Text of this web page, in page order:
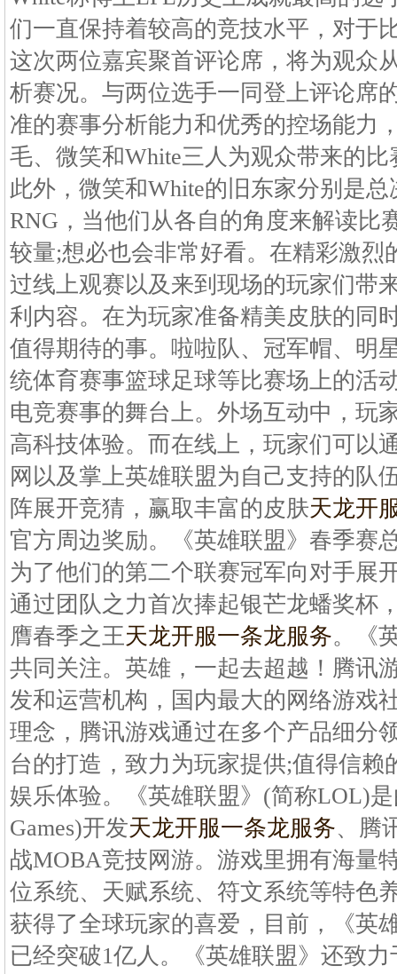
们一直保持着较高的竞技水平，对于
这次两位嘉宾聚首评论席，将为观众
析赛况。与两位选手一同登上评论席
准的赛事分析能力和优秀的控场能力
毛、微笑和White三人为观众带来的
此外，微笑和White的旧东家分别是
RNG，当他们从各自的角度来解读比
较量;想必也会非常好看。在精彩激烈
过线上观赛以及来到现场的玩家们带
利内容。在为玩家准备精美皮肤的同
值得期待的事。啦啦队、冠军帽、明
统体育赛事篮球足球等比赛场上的活
电竞赛事的舞台上。外场互动中，玩
高科技体验。而在线上，玩家们可以
网以及掌上英雄联盟为自己支持的队
阵展开竞猜，赢取丰富的皮肤天龙开
官方周边奖励。《英雄联盟》春季赛
为了他们的第二个联赛冠军向对手展
通过团队之力首次捧起银芒龙蟠奖杯
膺春季之王天龙开服一条龙服务。《
共同关注。英雄，一起去超越！腾讯
发和运营机构，国内最大的网络游戏
理念，腾讯游戏通过在多个产品细分
台的打造，致力为玩家提供;值得信赖
娱乐体验。《英雄联盟》(简称LOL)
Games)开发天龙开服一条龙服务、腾
战MOBA竞技网游。游戏里拥有海量
位系统、天赋系统、符文系统等特色
获得了全球玩家的喜爱，目前，《英
已经突破1亿人。《英雄联盟》还致